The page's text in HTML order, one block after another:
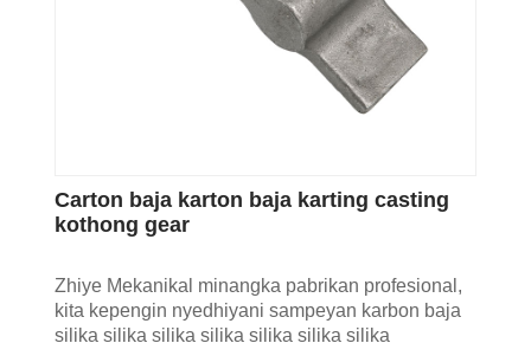
Carton baja karton baja karting casting
kothong gear
Zhiye Mekanikal minangka pabrikan profesional,
kita kepengin nyedhiyani sampeyan karbon baja
silika silika silika silika silika silika silika